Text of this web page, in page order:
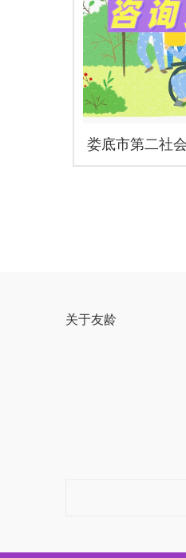
娄底市第二社
关于友龄